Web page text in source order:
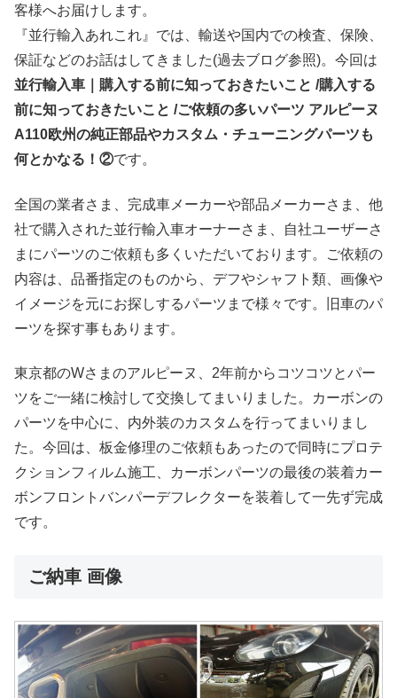
客様へお届けします。
『並行輸入あれこれ』では、輸送や国内での検査、保険、
保証などのお話はしてきました(過去ブログ参照)。今回は
並行輸入車｜購入する前に知っておきたいこと /購入する
前に知っておきたいこと /ご依頼の多いパーツ アルピーヌ
A110欧州の純正部品やカスタム・チューニングパーツも
何とかなる！②です。
全国の業者さま、完成車メーカーや部品メーカーさま、他
社で購入された並行輸入車オーナーさま、自社ユーザーさ
まにパーツのご依頼も多くいただいております。ご依頼の
内容は、品番指定のものから、デフやシャフト類、画像や
イメージを元にお探しするパーツまで様々です。旧車のパ
ーツを探す事もあります。
東京都のWさまのアルピーヌ、2年前からコツコツとパー
ツをご一緒に検討して交換してまいりました。カーボンの
パーツを中心に、内外装のカスタムを行ってまいりまし
た。今回は、板金修理のご依頼もあったので同時にプロテ
クションフィルム施工、カーボンパーツの最後の装着カー
ボンフロントバンパーデフレクターを装着して一先ず完成
です。
ご納車 画像